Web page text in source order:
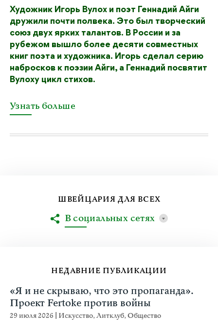
Художник Игорь Вулох и поэт Геннадий Айги
дружили почти полвека. Это был творческий
союз двух ярких талантов. В России и за
рубежом вышло более десяти совместных
книг поэта и художника. Игорь сделал серию
набросков к поэзии Айги, а Геннадий посвятит
Вулоху цикл стихов.
Узнать больше
НЕДАВНИЕ ПУБЛИКАЦИИ
«Я и не скрываю, что это пропаганда».
Проект Fertoke против войны
29 июля 2026 Искусство,Литклуб,Общество
ШВЕЙЦАРИЯ ДЛЯ ВСЕХ
В социальных сетях